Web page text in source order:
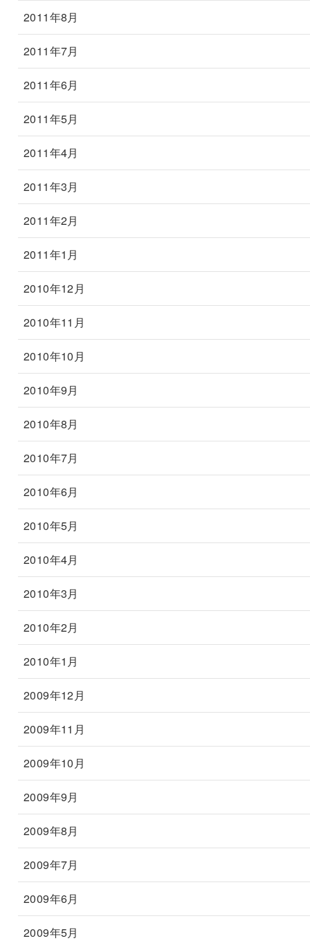
2011年8月
2011年7月
2011年6月
2011年5月
2011年4月
2011年3月
2011年2月
2011年1月
2010年12月
2010年11月
2010年10月
2010年9月
2010年8月
2010年7月
2010年6月
2010年5月
2010年4月
2010年3月
2010年2月
2010年1月
2009年12月
2009年11月
2009年10月
2009年9月
2009年8月
2009年7月
2009年6月
2009年5月